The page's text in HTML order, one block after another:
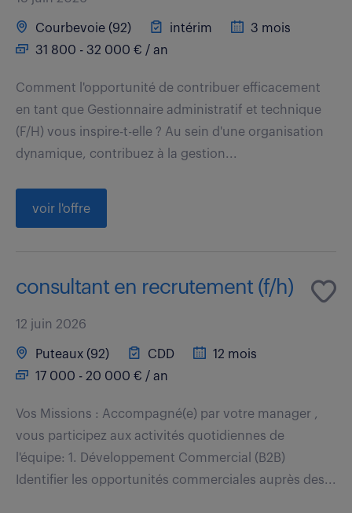
Courbevoie (92) intérim
3 mois
31 800 - 32 000 € / an
Comment l'opportunité de contribuer efficacement
en tant que Gestionnaire administratif et technique
(F/H) vous inspire-t-elle ? Au sein d'une organisation
dynamique, contribuez à la gestion...
voir l'offre
consultant en recrutement (f/h)
12 juin 2026
Puteaux (92) CDD
12 mois
17 000 - 20 000 € / an
Vos Missions : Accompagné(e) par votre manager ,
vous participez aux activités quotidiennes de
l'équipe: 1. Développement Commercial (B2B)
Identifier les opportunités commerciales auprès des...